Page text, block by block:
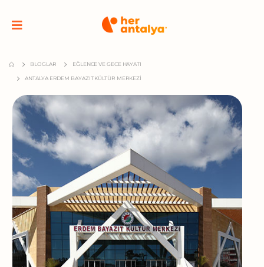
BLOGLAR EĞLENCE VE GECE HAYATI
ANTALYA ERDEM BAYAZIT KÜLTÜR MERKEZI